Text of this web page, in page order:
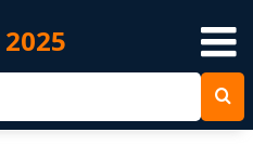
2025